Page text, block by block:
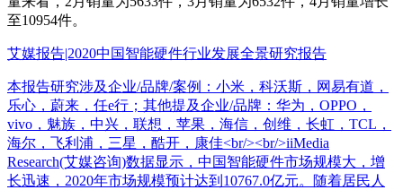
至10954件。
艾媒报告|2020中国智能硬件行业发展全景研究报告
本报告研究涉及企业/品牌/案例：小米，科沃斯，网易有道，
乐心，蔚来，任e行；其他提及企业/品牌：华为，OPPO，
vivo，魅族，中兴，联想，苹果，海信，创维，长虹，TCL，
海尔，飞利浦，三星，酷开，康佳<br/><br/>iiMedia
Research(艾媒咨询)数据显示，中国智能硬件市场规模大，增
长迅速，2020年市场规模预计达到10767.0亿元。随着居民人